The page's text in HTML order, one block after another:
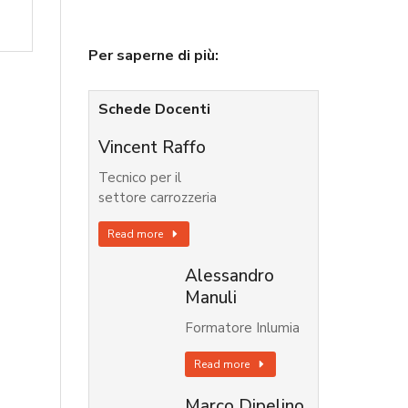
Per saperne di più:
Schede Docenti
Vincent Raffo
Tecnico per il
settore carrozzeria
Read more
Alessandro
Manuli
Formatore Inlumia
Read more